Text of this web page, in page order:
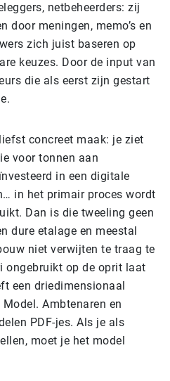
netbeheerders: zij
door meningen, memo’s en
zich juist baseren op
keuzes. Door de input van
die als eerst zijn gestart
concreet maak: je ziet
voor tonnen aan
in een digitale
in het primair proces wordt
Dan is die tweeling geen
dure etalage en meestal
niet verwijten te traag te
ongebruikt op de oprit laat
een driedimensionaal
Ambtenaren en
PDF-jes. Als je als
moet je het model